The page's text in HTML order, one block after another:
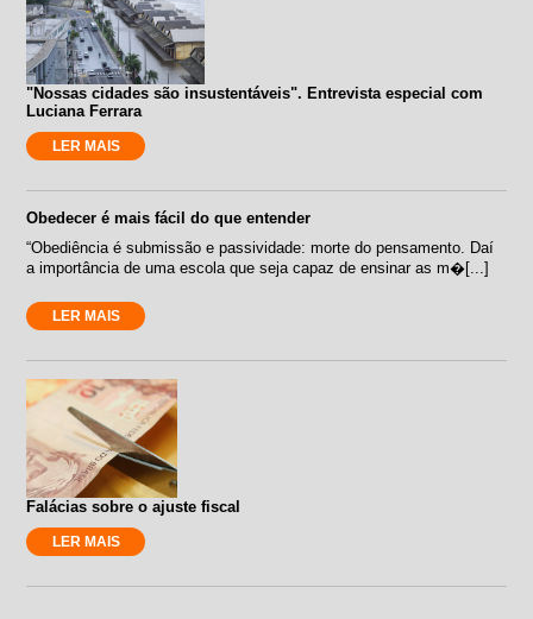
"Nossas cidades são insustentáveis". Entrevista especial com
Luciana Ferrara
LER MAIS
Obedecer é mais fácil do que entender
“Obediência é submissão e passividade: morte do pensamento. Daí
a importância de uma escola que seja capaz de ensinar as m�[...]
LER MAIS
Falácias sobre o ajuste fiscal
LER MAIS